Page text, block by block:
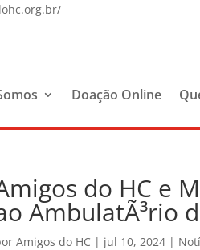
Doação Online
do HC e
AmbulatÃ³rio
Amigos do HC | jul 10, 2024 |